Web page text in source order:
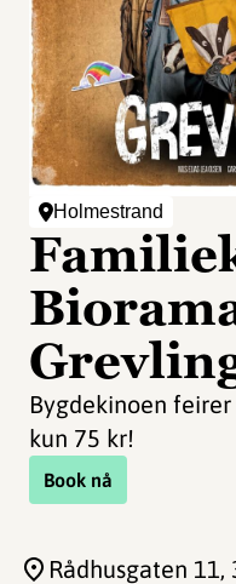
Holmestrand
Bygdekinoen
kun 75 kr!
Book nå
Rådhusgaten 11,